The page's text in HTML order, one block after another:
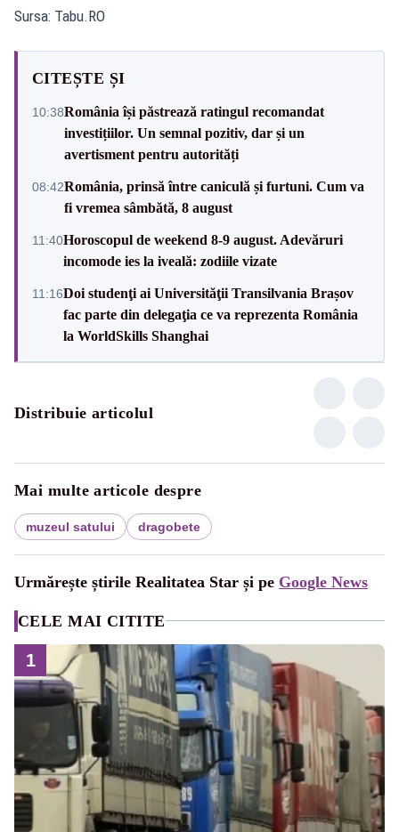
Sursa: Tabu.RO
CITEȘTE ȘI
10:38România își păstrează ratingul recomandat
investițiilor. Un semnal pozitiv, dar și un
avertisment pentru autorități
08:42România, prinsă între caniculă și furtuni. Cum va
fi vremea sâmbătă, 8 august
11:40Horoscopul de weekend 8-9 august. Adevăruri
incomode ies la iveală: zodiile vizate
11:16Doi studenţi ai Universităţii Transilvania Brașov
fac parte din delegaţia ce va reprezenta România
la WorldSkills Shanghai
Distribuie articolul
Mai multe articole despre
muzeul satului dragobete
Urmărește știrile Realitatea Star și pe Google News
CELE MAI CITITE
1